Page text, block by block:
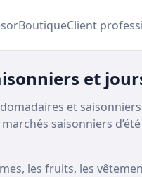
BoutiqueClient
et
et
saisonniers
les fruits, les